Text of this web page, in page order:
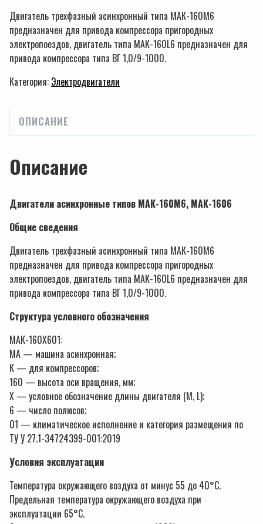
Двигатель трехфазный асинхронный типа МАК-160М6
предназначен для привода компрессора пригородных
электропоездов, двигатель типа МАК-160L6 предназначен для
привода компрессора типа ВГ 1,0/9-1000.
Категория: Электродвигатели
ОПИСАНИЕ
Описание
Двигатели асинхронные типов МАК-160М6, МАК-1606
Общие сведения
Двигатель трехфазный асинхронный типа МАК-160М6
предназначен для привода компрессора пригородных
электропоездов, двигатель типа МАК-160L6 предназначен для
привода компрессора типа ВГ 1,0/9-1000.
Структура условного обозначения
МАК-160Х601:
МА — машина асинхронная;
К — для компрессоров;
160 — высота оси вращения, мм;
Х — условное обозначение длины двигателя (М, L);
6 — число полюсов;
01 — климатическое исполнение и категория размещения по
ТУ У 27.1-34724399-001:2019
Условия эксплуатации
Температура окружающего воздуха от минус 55 до 40°С.
Предельная температура окружающего воздуха при
эксплуатации 65°С.